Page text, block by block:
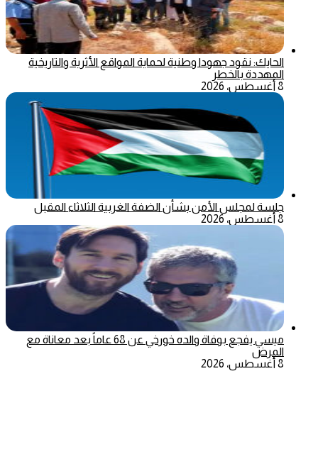
الحايك: نقود جهودا وطنية لحماية المواقع الأثرية والتاريخية
المهددة بالخطر
8 أغسطس، 2026
جلسة لمجلس الأمن بشأن الضفة الغربية الثلاثاء المقبل
8 أغسطس، 2026
ميسي يفجع بوفاة والده خورخي عن 68 عاماً بعد معاناة مع
المرض
8 أغسطس، 2026